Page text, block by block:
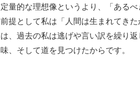
定量的な理想像というより、「ある
前提として私は「人間は生まれてき
は、過去の私は逃げや言い訳を繰り
味、そして道を見つけたからです。